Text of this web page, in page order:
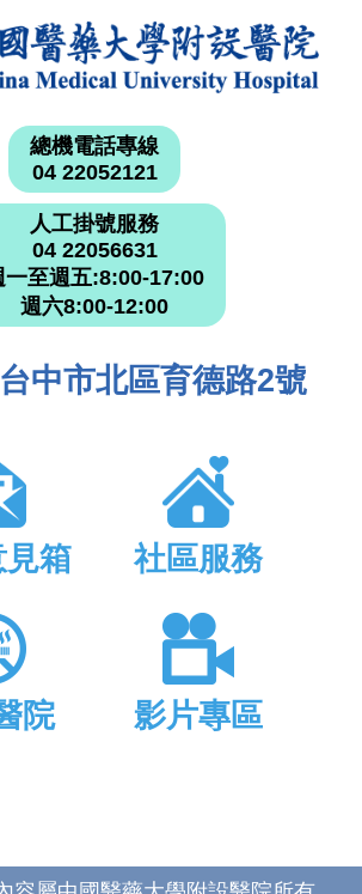
總機電話專線
04 22052121
人工掛號服務
04 22056631
一至週五:8:00-17:00
週六8:00-12:00
中市北區育德路2號
箱 社區服務
院 影片專區